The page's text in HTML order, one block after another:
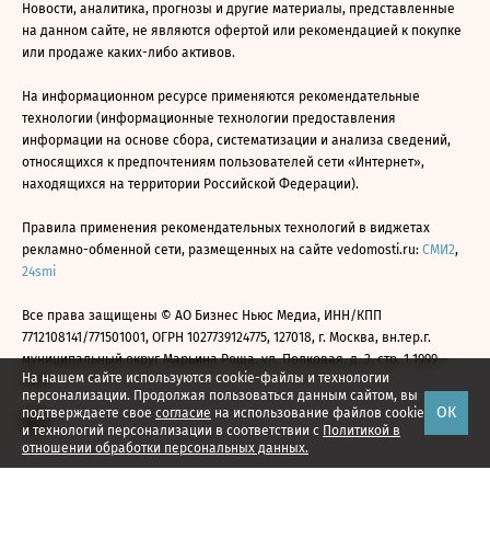
На нашем сайте используются cookie-файлы и технологии
персонализации. Продолжая пользоваться данным сайтом, вы
подтверждаете свое согласие на использование файлов cookie
и технологий персонализации в соответствии с Политикой в
отношении обработки персональных данных.
ОК
Новости, аналитика, прогнозы и другие материалы, представленные
на данном сайте, не являются офертой или рекомендацией к покупке
или продаже каких-либо активов.
На информационном ресурсе применяются рекомендательные
технологии (информационные технологии предоставления
информации на основе сбора, систематизации и анализа сведений,
относящихся к предпочтениям пользователей сети «Интернет»,
находящихся на территории Российской Федерации).
Правила применения рекомендательных технологий в виджетах
рекламно-обменной сети, размещенных на сайте vedomosti.ru: СМИ2,
24smi
Все права защищены © АО Бизнес Ньюс Медиа, ИНН/КПП
7712108141/771501001, ОГРН 1027739124775, 127018, г. Москва, вн.тер.г.
муниципальный округ Марьина Роща, ул. Полковая, д. 3, стр. 1 1999—
2026